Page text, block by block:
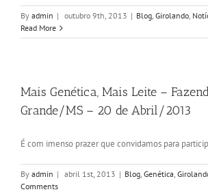
By admin | outubro 9th, 2013 | Blog, Girolando,
Read More
Mais Genética, Mais Leite –
Grande/MS – 20 de Abril/2013
É com imenso prazer que convidamos para
By admin | abril 1st, 2013 | Blog, Genética,
Comments